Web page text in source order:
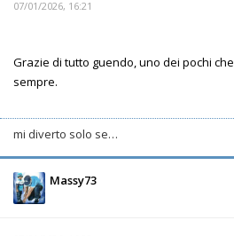
07/01/2026, 16:21
Grazie di tutto guendo, uno dei pochi
sempre.
mi diverto solo se…
Massy73